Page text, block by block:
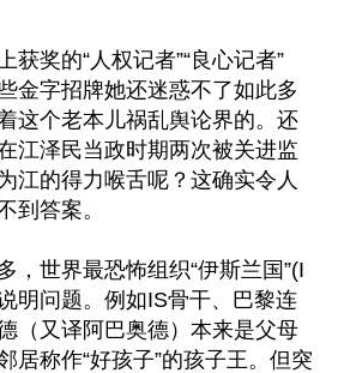
获奖的“人权记者”“良心记者”
金字招牌她还迷惑不了如此多
这个老本儿祸乱舆论界的。还
江泽民当政时期两次被关进监
江的得力喉舌呢？这确实令人
到答案。
，世界最恐怖组织“伊斯兰国”(I
明问题。例如IS骨干、巴黎连
（又译阿巴奥德）本来是父母
居称作“好孩子”的孩子王。但突